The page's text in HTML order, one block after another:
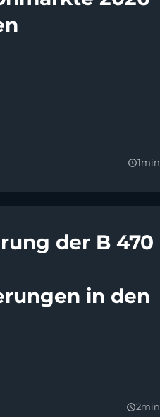
query_builder1min
der B 470
in den
query_builder2min